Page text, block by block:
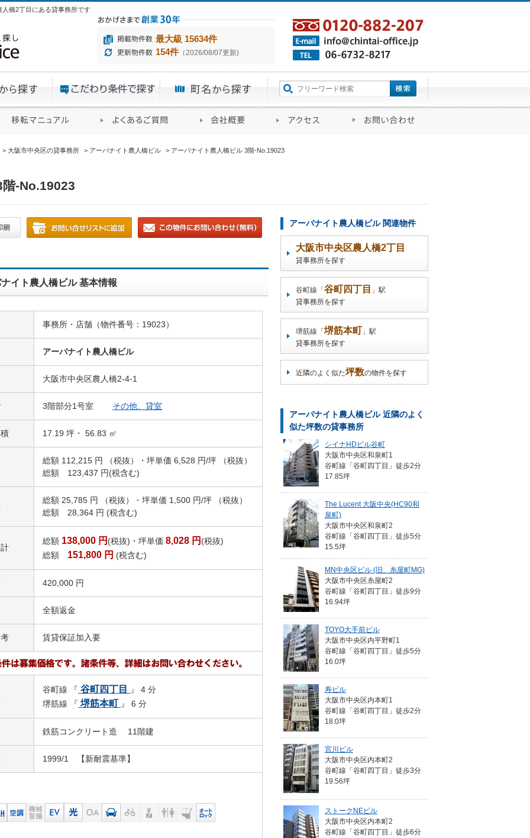
橋2丁目にある貸事務所です
最大級 15634件
154件（2026/08/07更新)
大阪市中央区の貸事務所 アーバナイト農人橋ビル アーバナイト農人橋ビル 3階-No.19023
-No.19023
イト農人橋ビル 基本情報
事務所・店舗（物件番号：19023）
アーバナイト農人橋ビル
大阪市中央区農人橋2-4-1
3階部分1号室 その他、貸室
17.19 坪・ 56.83 ㎡
総額 112,215 円 （税抜）・坪単価 6,528 円/坪 （税抜）
総額 123,437 円(税含む)
総額 25,785 円 （税抜）・坪単価 1,500 円/坪 （税抜）
総額 28,364 円 (税含む)
総額 138,000 円 (税抜)・坪単価 8,028 円 (税抜)
総額 151,800 円 (税含む)
420,000 円
全額返金
賃貸保証加入要
谷町線 『 谷町四丁目
』 4 分
堺筋線 『 堺筋本町 』 6 分
鉄筋コンクリート造 11階建
1999/1 【新耐震基準】
アーバナイト農人橋ビル 関連物件
大阪市中央区農人橋2丁目
貸事務所を探す
谷町線「 谷町四丁目 」駅
貸事務所を探す
堺筋線「 堺筋本町 」駅
貸事務所を探す
近隣のよく似た坪数の物件を探す
アーバナイト農人橋ビル 近隣のよく
似た坪数の貸事務所
シイナHDビル谷町
大阪市中央区和泉町1
谷町線「谷町四丁目」徒歩2分
17.85坪
The Lucent 大阪中央(HC90和
泉町)
大阪市中央区和泉町2
谷町線「谷町四丁目」徒歩5分
15.5坪
MN中央区ビル (旧、糸屋町MG)
大阪市中央区糸屋町2
谷町線「谷町四丁目」徒歩9分
16.94坪
TOYO大手前ビル
大阪市中央区内平野町1
谷町線「谷町四丁目」徒歩5分
16.0坪
寿ビル
大阪市中央区内本町1
谷町線「谷町四丁目」徒歩2分
18.0坪
宮川ビル
大阪市中央区内本町2
谷町線「谷町四丁目」徒歩3分
19.56坪
ストークNEビル
大阪市中央区内本町2
谷町線「谷町四丁目」徒歩6分